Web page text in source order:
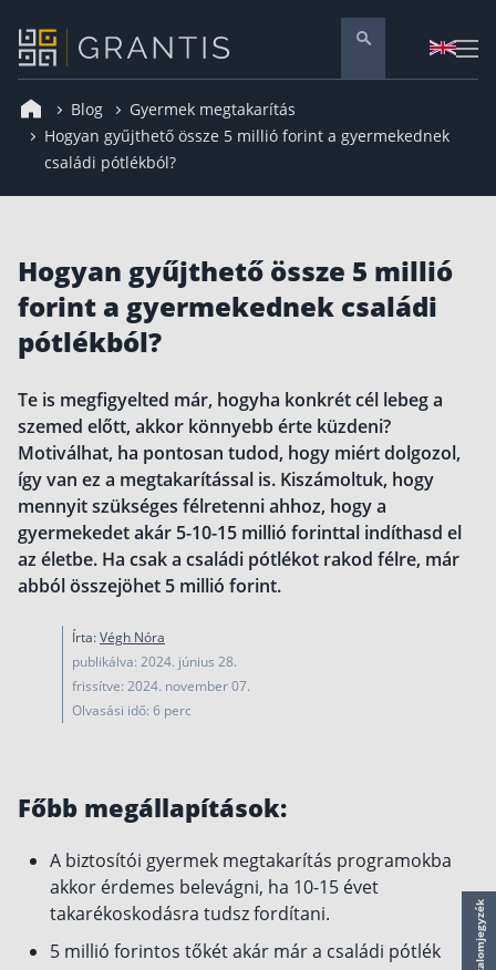
Pénzügyi tanácsadás
Nyugdíj előtakarékosság
Melyiket válaszd? Nyugdíjbiztosítás, NYESZ vagy
ÖNYP?
Nyugdíj előtakarékossági számla (NYESZ)
Nyugdíj megtakarítás – Így válassz
Magánnyugdíjpénztár összefoglaló
Nyugdíjkorhatár táblázat és útmutató
Nyugdíj kisokos – A magyar nyugdíjrendszer
működése
Egyszerű Állami Nyugdíjkalkulátor
Önkéntes Nyugdíjpénztárak hozamai
Nyugdíjbiztosítás vagy NYESZ? Melyik a jobb?
Melyik a legolcsóbb nyugdíjbiztosítás?
KATA Nyugdíj: így használd ki az
Nyugdíjbiztosítás hozamok
Nyugdíjbiztosítás költségek
Életbiztosítások
Blog
Gyermek megtakarítás
Hogyan gyűjthető össze 5 millió forint a gyermekednek
családi pótlékból?
Hogyan gyűjthető össze 5 millió
forint a gyermekednek családi
pótlékból?
Te is megfigyelted már, hogyha konkrét cél lebeg a
szemed előtt, akkor könnyebb érte küzdeni?
Motiválhat, ha pontosan tudod, hogy miért dolgozol,
így van ez a megtakarítással is. Kiszámoltuk, hogy
mennyit szükséges félretenni ahhoz, hogy a
gyermekedet akár 5-10-15 millió forinttal indíthasd el
az életbe. Ha csak a családi pótlékot rakod félre, már
abból összejöhet 5 millió forint.
Írta:Végh Nóra
publikálva: 2024. június 28.
frissítve: 2024. november 07.
Olvasási idő: 6 perc
Főbb megállapítások:
A biztosítói gyermek megtakarítás programokba
akkor érdemes belevágni, ha 10-15 évet
takarékoskodásra tudsz fordítani.
5 millió forintos tőkét akár már a családi pótlék
Tartalomjegyzék